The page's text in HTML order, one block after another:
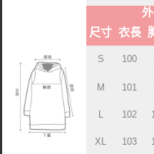
尺寸 衣長
S 100
M 101
102
XL 103